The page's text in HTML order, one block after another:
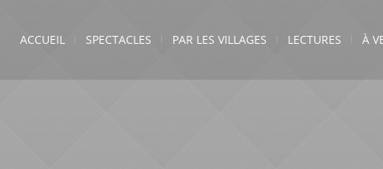
ACCUEIL SPECTACLES PAR LES VILLAGES LECTURES À